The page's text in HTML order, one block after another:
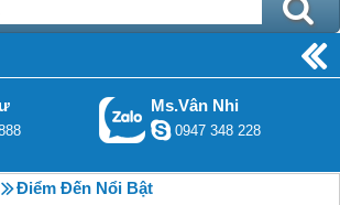
Ms.Vân Nhi
0947 348 228
Điểm Đến Nổi Bật